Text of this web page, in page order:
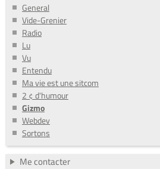
General
Vide-Grenier
Radio
Lu
Vu
Entendu
Ma vie est une sitcom
2 ¢ d'humour
Gizmo
Webdev
Sortons
Me contacter